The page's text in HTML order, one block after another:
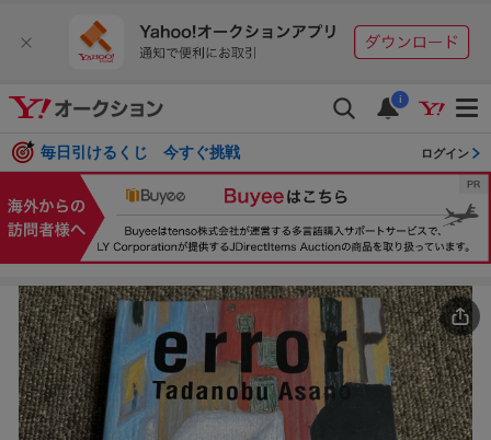
i
毎日引けるくじ 今すぐ挑戦 ログイン